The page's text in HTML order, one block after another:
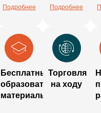
Подробнее Подробнее
Бесплатные
образовательные
материалы
Торговля
на ходу